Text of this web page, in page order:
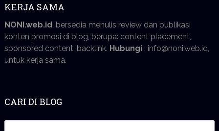
KERJA SAMA
NONI.web.id , bersedia menulis review dan publikasi
konten promosi di blog, berupa: content placement,
sponsored content, backlink. Hubungi: info@noni.web.id,
untuk kerja sama.
CARI DI BLOG